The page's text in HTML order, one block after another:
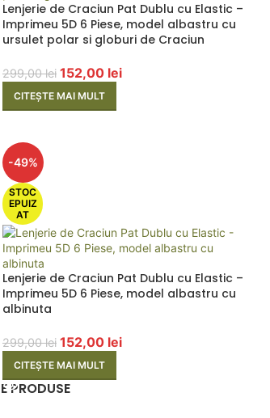
Lenjerie de Craciun Pat Dublu cu Elastic –
Imprimeu 5D 6 Piese, model albastru cu
ursulet polar si globuri de Craciun
299,00lei 152,00 lei
CITEȘTE MAI MULT
-49%
STOC
EPUIZ
AT
Lenjerie de Craciun Pat Dublu cu Elastic –
Imprimeu 5D 6 Piese, model albastru cu
albinuta
299,00lei 152,00 lei
CITEȘTE MAI MULT
PRODUSE